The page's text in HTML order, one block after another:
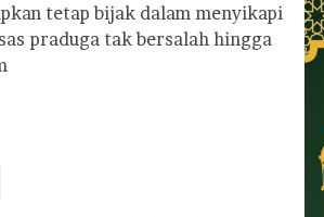
tetap bijak dalam menyikapi
praduga tak bersalah hingga